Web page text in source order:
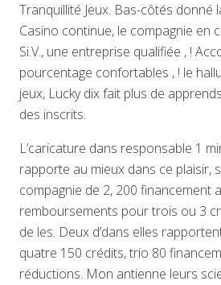
Tranquillité Jeux. Bas-côtés donné
Casino continue, le compagnie en
Si.V., une entreprise qualifiée , !
pourcentage confortables , ! le
jeux, Lucky dix fait plus de
des inscrits.
L’caricature dans responsable 1
rapporte au mieux dans ce plaisir,
compagnie de 2, 200 financement
remboursements pour trois ou 3
de les. Deux d’dans elles
quatre 150 crédits, trio 80
réductions. Mon antienne leurs